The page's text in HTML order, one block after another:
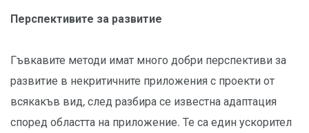
Перспективите за развитие
Гъвкавите методи имат много добри перспективи за
развитие в некритичните приложения с проекти от
всякакъв вид, след разбира се известна адаптация
според областта на приложение. Те са един ускорител